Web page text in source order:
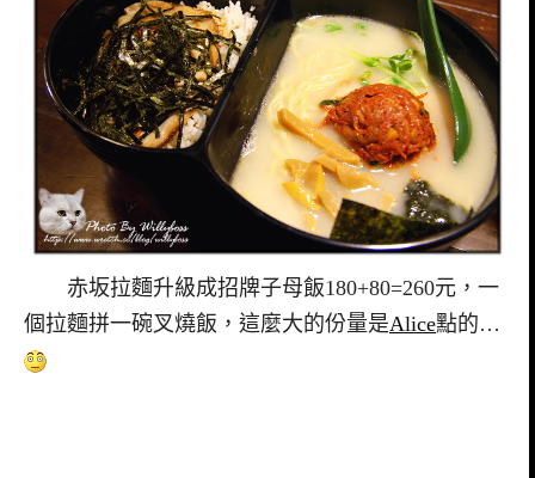
赤坂拉麵升級成招牌子母飯180+80=260元，一
個拉麵拼一碗叉燒飯，這麼大的份量是Alice點的…